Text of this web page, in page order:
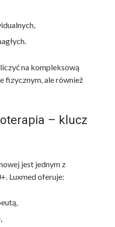
na kompleksową
fizycznym, ale również
– klucz
jest jednym z
Luxmed oferuje: